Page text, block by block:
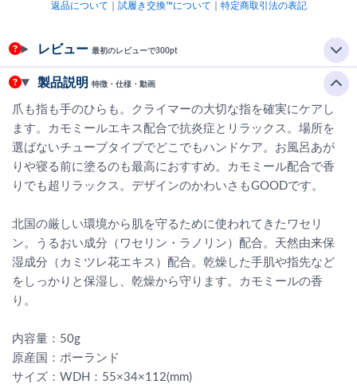
返品について 試履き交換™について 特定商取引法の表記
レビュー 最初のレビューで300pt
製品説明 特徴・仕様・動画
爪も指も手のひらも。クライマーの大切な指を確実にケアし
ます。カモミールエキス配合で抗炎症とリラックス。場所を
選ばないチューブタイプでどこでもハンドケア。お風呂あが
りや寝る前に塗るのも最高におすすめ。カモミール配合で香
りでも超リラックス。デザインのかわいさもGOODです。
北国の厳しい環境から肌を守るために使われてきたワセリ
ン。うるおい成分（ワセリン・ラノリン）配合。天然由来保
湿成分（カミツレ花エキス）配合。乾燥した手肌や指先など
をしっかりと保湿し、乾燥から守ります。カモミールの香
り。
内容量：50g
原産国：ポーランド
サイズ：WDH：55×34×112(mm)